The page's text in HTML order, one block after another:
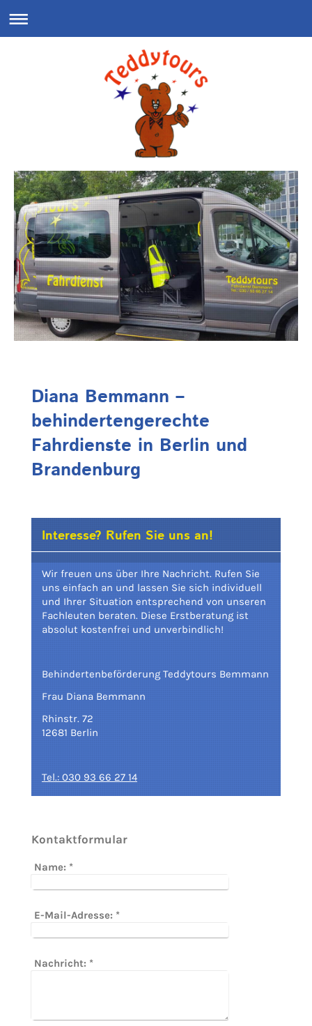
Diana Bemmann –
behindertengerechte
Fahrdienste in Berlin und
Brandenburg
Interesse? Rufen Sie uns an!
Wir freuen uns über Ihre Nachricht. Rufen Sie
uns einfach an und lassen Sie sich individuell
und Ihrer Situation entsprechend von unseren
Fachleuten beraten. Diese Erstberatung ist
absolut kostenfrei und unverbindlich!
Behindertenbeförderung Teddytours Bemmann
Frau Diana Bemmann
Rhinstr. 72
12681 Berlin
Tel.: 030 93 66 27 14
Kontaktformular
Name:*
E-Mail-Adresse:*
Nachricht:*